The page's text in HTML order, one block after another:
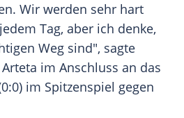
Wir werden sehr hart
Tag, aber ich denke,
Weg sind", sagte
im Anschluss an das
im Spitzenspiel gegen